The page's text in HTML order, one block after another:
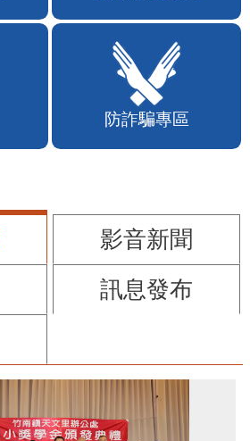
防詐騙專區
影音新聞
訊息發布